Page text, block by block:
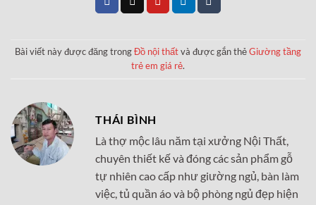
Bài viết này được đăng trongĐồ nội thấtvà được gắn thẻGiường tầng
trẻ em giá rẻ.
THÁI BÌNH
Là thợ mộc lâu năm tại xưởng Nội Thất,
chuyên thiết kế và đóng các sản phẩm gỗ
tự nhiên cao cấp như giường ngủ, bàn làm
việc, tủ quần áo và bộ phòng ngủ đẹp hiện